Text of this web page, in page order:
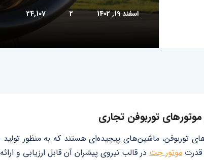
اسفند 19, 1402 2
24,107
توربوفن تجاری
توربوفن، ماشین‌های پیچیده‌ای هستند که به منظور
قدرتموتور جت در قالب نیروی پیشران آن قابل ارزیابی